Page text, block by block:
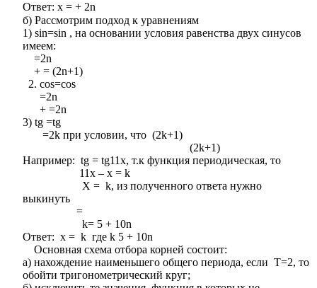
Ответ: x = + 2n
б) Рассмотрим подход к уравнениям
1) sin=sin , на основании условия равенства двух синусов
имеем:
=2n
+ = (2n+1)
cos=cos
=2n
+ =2n
3) tg =tg
=2k при условии, что (2k+1)
(2k+1)
Например: tg = tg11х, т.к функция периодическая, то
11х – х = k
Х = k, из полученного ответа нужно
выкинуть
=
k= 5 + 10n
Ответ: х = k где k 5 + 10n
Основная схема отбора корней состоит:
а) нахождение наименьшего общего периода, если Т=2, то
обойти тригонометрический круг;